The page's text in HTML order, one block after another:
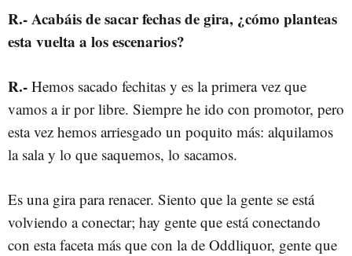
R.- Acabáis de sacar fechas de gira, ¿cómo planteas
esta vuelta a los escenarios?
R.- Hemos sacado fechitas y es la primera vez que
vamos a ir por libre. Siempre he ido con promotor, pero
esta vez hemos arriesgado un poquito más: alquilamos
la sala y lo que saquemos, lo sacamos.
Es una gira para renacer. Siento que la gente se está
volviendo a conectar; hay gente que está conectando
con esta faceta más que con la de Oddliquor, gente que